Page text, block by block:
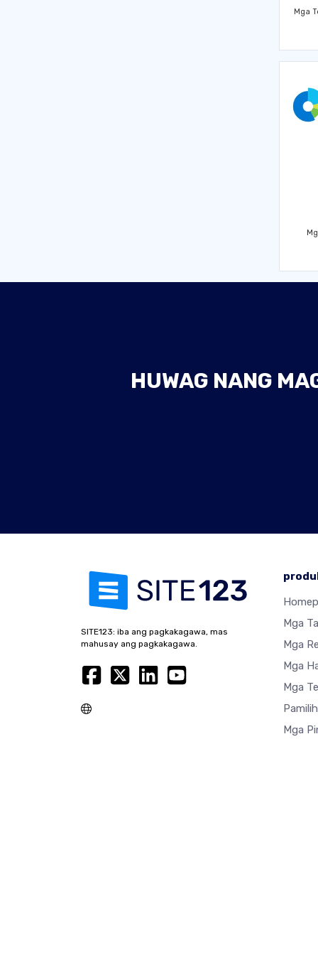
Mga
HUWAG NANG
SITE123: iba ang pagkakagawa, mas
mahusay ang pagkakagawa.
Mga
Mga
Mga
Mga
Mga